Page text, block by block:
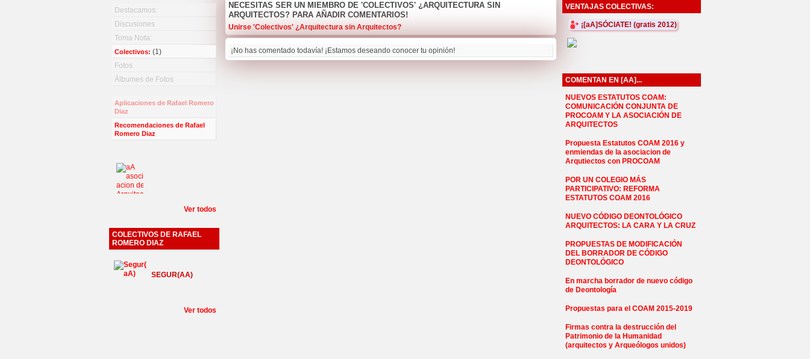
Destacamos:
Discusiones
Toma Nota:
Colectivos: (1)
Fotos
Álbumes de Fotos
Aplicaciones de Rafael Romero
Diaz
Recomendaciones de Rafael
Romero Diaz
Ver todos
COLECTIVOS DE RAFAEL
ROMERO DIAZ
SEGUR(AA)
Ver todos
NECESITAS SER UN MIEMBRO DE 'COLECTIVOS' ¿ARQUITECTURA SIN
ARQUITECTOS? PARA AÑADIR COMENTARIOS!
Unirse 'Colectivos' ¿Arquitectura sin Arquitectos?
¡No has comentado todavía! ¡Estamos deseando conocer tu opinión!
VENTAJAS COLECTIVAS:
¡[aA]SÓCIATE! (gratis 2012)
COMENTAN EN [AA]...
NUEVOS ESTATUTOS COAM:
COMUNICACIÓN CONJUNTA DE
PROCOAM Y LA ASOCIACIÓN DE
ARQUITECTOS
Propuesta Estatutos COAM 2016 y
enmiendas de la asociacion de
Arqutiectos con PROCOAM
POR UN COLEGIO MÁS
PARTICIPATIVO: REFORMA
ESTATUTOS COAM 2016
NUEVO CÓDIGO DEONTOLÓGICO
ARQUITECTOS: LA CARA Y LA CRUZ
PROPUESTAS DE MODIFICACIÓN
DEL BORRADOR DE CÓDIGO
DEONTOLÓGICO
En marcha borrador de nuevo código
de Deontología
Propuestas para el COAM 2015-2019
Firmas contra la destrucción del
Patrimonio de la Humanidad
(arquitectos y Arqueólogos unidos)